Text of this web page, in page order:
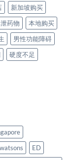
新加坡购买
药物
本地购买
男性功能障碍
硬度不足
ED